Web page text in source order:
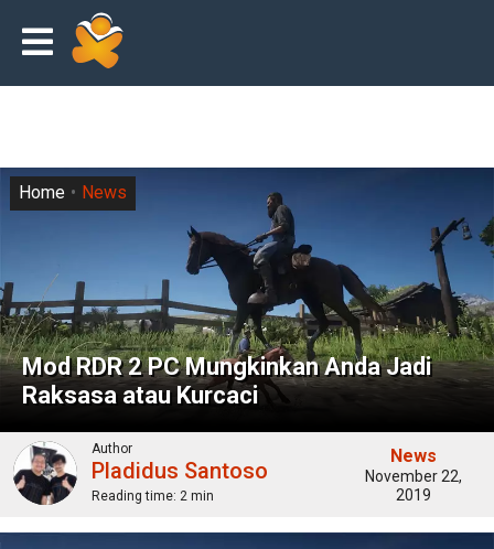
Mod RDR 2 PC Mungkinkan Anda Jadi
Raksasa atau Kurcaci
Home News
Author
Pladidus Santoso
Reading time: 2 min
News
November 22,
2019